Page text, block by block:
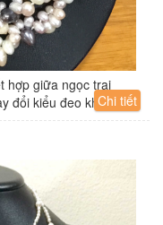
hợp giữa ngọc trai
đổi kiểu đeo khác...
Chi tiết